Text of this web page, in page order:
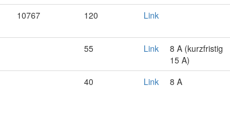
10767 120 Link
55 Link
8 A (kurzfristig
15 A)
40 Link 8 A